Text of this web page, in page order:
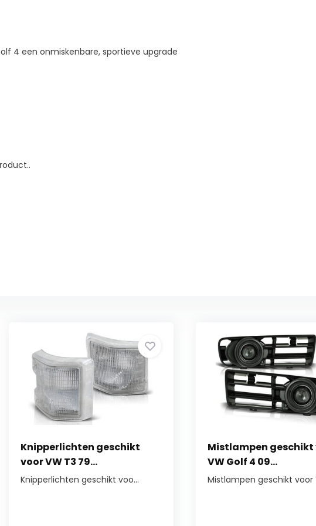
4 een onmiskenbare, sportieve upgrade
Knipperlichten geschikt
voor VW T3 79...
Knipperlichten geschikt voo...
Mistlampen geschikt
VW Golf 4 09...
Mistlampen geschikt voor